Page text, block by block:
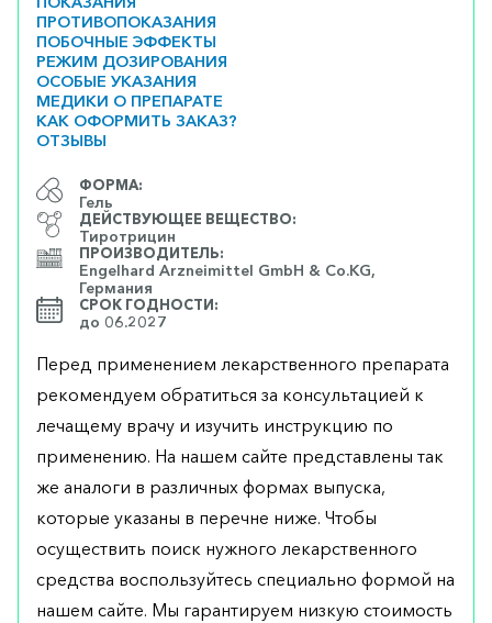
ПРОТИВОПОКАЗАНИЯ
ПОБОЧНЫЕ ЭФФЕКТЫ
РЕЖИМ ДОЗИРОВАНИЯ
ОСОБЫЕ УКАЗАНИЯ
МЕДИКИ О ПРЕПАРАТЕ
КАК ОФОРМИТЬ ЗАКАЗ?
ОТЗЫВЫ
ФОРМА:
Гель
ДЕЙСТВУЮЩЕЕ ВЕЩЕСТВО:
Тиротрицин
ПРОИЗВОДИТЕЛЬ:
Engelhard Arzneimittel GmbH & Co.KG,
Германия
СРОК ГОДНОСТИ:
до 06.2027
Перед применением лекарственного препарата
рекомендуем обратиться за консультацией к
лечащему врачу и изучить инструкцию по
применению. На нашем сайте представлены так
же аналоги в различных формах выпуска,
которые указаны в перечне ниже. Чтобы
осуществить поиск нужного лекарственного
средства воспользуйтесь специально формой на
нашем сайте. Мы гарантируем низкую стоимость